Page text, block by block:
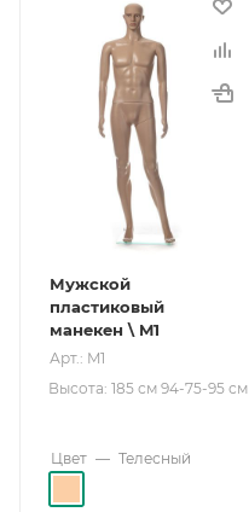
Мужской
пластиковый
манекен \ M1
Арт.: M1
Высота: 185 см 94-75-95 см
Цвет — Телесный